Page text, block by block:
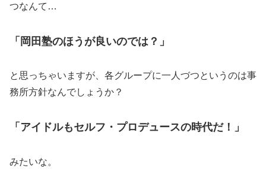
つなんて…
「岡田塾のほうが良いのでは？」
と思っちゃいますが、各グループに一人づつというのは事
務所方針なんでしょうか？
「アイドルもセルフ・プロデュースの時代だ！」
みたいな。